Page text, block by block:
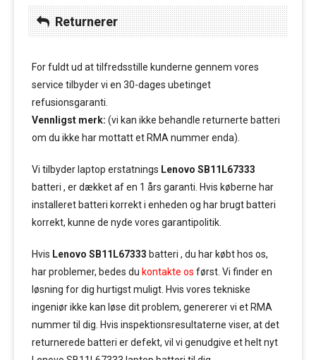
Returnerer
For fuldt ud at tilfredsstille kunderne gennem vores
service tilbyder vi en 30-dages ubetinget
refusionsgaranti.
Vennligst merk: (vi kan ikke behandle returnerte batteri
om du ikke har mottatt et RMA nummer enda).
Vi tilbyder laptop erstatnings Lenovo SB11L67333
batteri , er dækket af en 1 års garanti. Hvis køberne har
installeret batteri korrekt i enheden og har brugt batteri
korrekt, kunne de nyde vores garantipolitik.
Hvis Lenovo SB11L67333 batteri , du har købt hos os,
har problemer, bedes du kontakte os først. Vi finder en
løsning for dig hurtigst muligt. Hvis vores tekniske
ingeniør ikke kan løse dit problem, genererer vi et RMA
nummer til dig. Hvis inspektionsresultaterne viser, at det
returnerede batteri er defekt, vil vi genudgive et helt nyt